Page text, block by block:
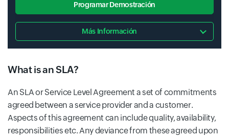
Programar Demostración
Más Información
What is an SLA?
An SLA or Service Level Agreement a set of commitments
agreed between a service provider and a customer.
Aspects of this agreement can include quality, availability,
responsibilities etc. Any deviance from these agreed upon